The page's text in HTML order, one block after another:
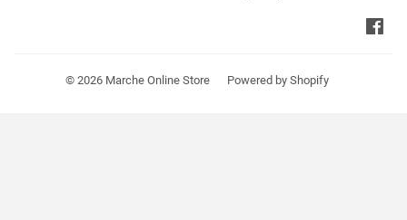
© 2026 Marche Online Store Powered by Shopify